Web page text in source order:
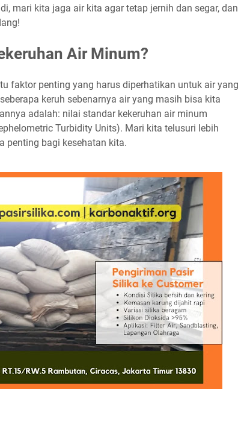
mari kita jaga air kita agar tetap jernih dan segar, dan
Air Minum?
faktor penting yang harus diperhatikan untuk air yang
keruh sebenarnya air yang masih bisa kita
adalah: nilai standar kekeruhan air minum
Turbidity Units). Mari kita telusuri lebih
penting bagi kesehatan kita.